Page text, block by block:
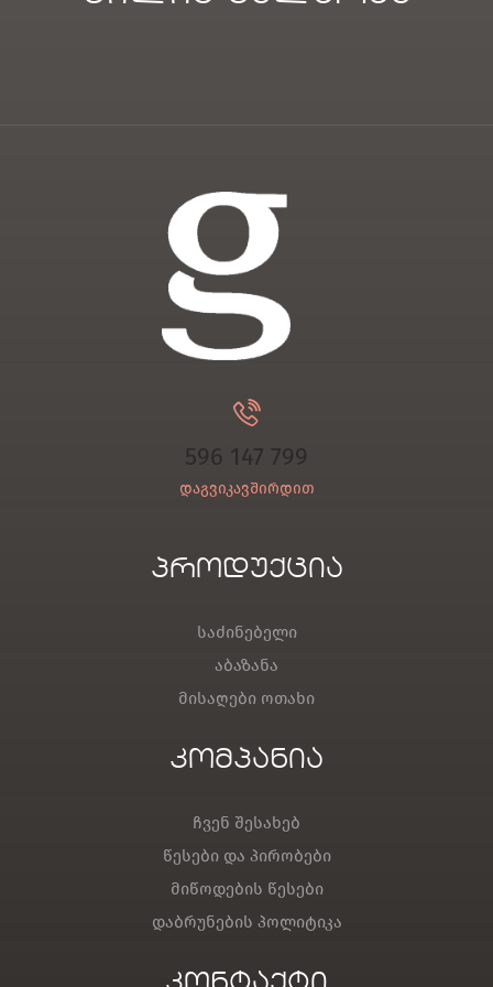
596 147 799
დაგვიკავშირდით
პროდუქცია
საძინებელი
აბაზანა
მისაღები ოთახი
კომპანია
ჩვენ შესახებ
წესები და პირობები
მიწოდების წესები
დაბრუნების პოლიტიკა